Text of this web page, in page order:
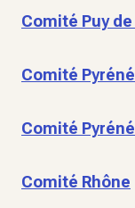
Comité Puy
Comité
Comité
Comité Rhône